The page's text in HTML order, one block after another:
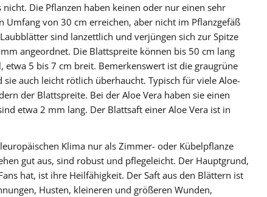
Die Pflanzen haben keinen oder nur einen sehr
Umfang von 30 cm erreichen, aber nicht im Pflanzgefäß
sind lanzettlich und verjüngen sich zur Spitze
angeordnet. Die Blattspreite können bis 50 cm lang
etwa 5 bis 7 cm breit. Bemerkenswert ist die graugrüne
sie auch leicht rötlich überhaucht. Typisch für viele Aloe-
der Blattspreite. Bei der Aloe Vera haben sie einen
etwa 2 mm lang. Der Blattsaft einer Aloe Vera ist in
Klima nur als Zimmer- oder Kübelpflanze
gut aus, sind robust und pflegeleicht. Der Hauptgrund,
hat, ist ihre Heilfähigkeit. Der Saft aus den Blättern ist
Husten, kleineren und größeren Wunden,